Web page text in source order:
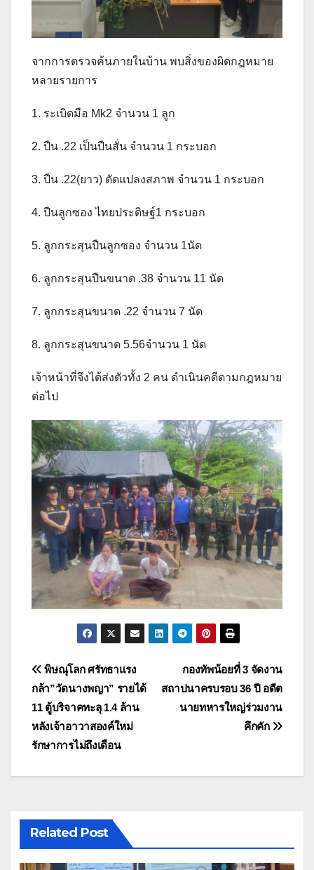
จากการตรวจค้นภายในบ้าน พบสิ่งของผิดกฎหมาย
หลายรายการ
1. ระเบิดมือ Mk2 จำนวน 1 ลูก
2. ปืน .22 เป็นปืนสั่น จำนวน 1 กระบอก
3. ปืน .22(ยาว) ดัดแปลงสภาพ จำนวน 1 กระบอก
4. ปืนลูกซอง ไทยประดิษฐ์1 กระบอก
5. ลูกกระสุนปืนลูกซอง จำนวน 1นัด
6. ลูกกระสุนปืนขนาด .38 จำนวน 11 นัด
7. ลูกกระสุนขนาด .22 จำนวน 7 นัด
8. ลูกกระสุนขนาด 5.56จำนวน 1 นัด
เจ้าหน้าที่จึงได้ส่งตัวทั้ง 2 คน ดำเนินคดีตามกฎหมาย
ต่อไป
แนะแนว
เรื่อง
กองทัพน้อยที่ 3 จัดงาน
สถาปนาครบรอบ 36 ปี อดีต
นายทหารใหญ่ร่วมงาน
คึกคัก
พิษณุโลก ศรัทธาแรง
กล้า”วัดนางพญา” รายได้
11 ตู้บริจาคทะลุ 1.4 ล้าน
หลังเจ้าอาวาสองค์ใหม่
รักษาการไม่ถึงเดือน
Related Post